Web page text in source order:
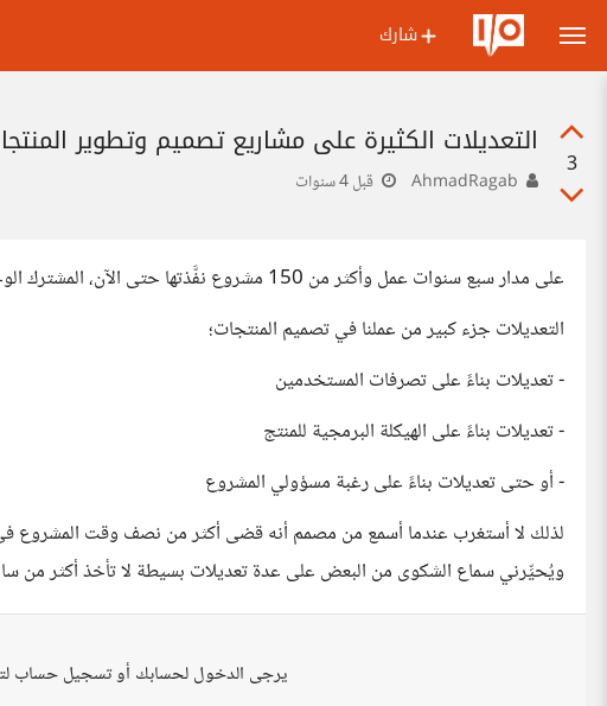
شارك
3
التعديلات الكثيرة على مشاريع تصميم وتطوير
قبل 4 سنوات
على مدار سبع سنوات عمل وأكثر من 150 مشروع نفَّذتها حتى الآن، المشترك الوحيد بينها أن النسخة الأولى من التصميم ليست الأخيرة.
التعديلات جزء كبير من عملنا في تصميم المنتجات؛
- تعديلات بناءً على تصرفات المستخدمين
- تعديلات بناءً على الهيكلة البرمجية للمنتج
- أو حتى تعديلات بناءً على رغبة مسؤولي المشروع
لذلك لا أستغرب عندما أسمع من مصمم أنه قضى أكثر من نصف وقت المشروع
ويُحيِّرني سماع الشكوى من البعض على عدة تعديلات بسيطة لا تأخذ أكثر من
يرجى الدخول لحسابك أو تسجيل حساب